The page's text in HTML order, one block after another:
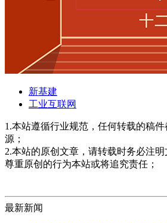
新基建
工业互联网
1.本站遵循行业规范，任何转载的稿
源；
2.本站的原创文章，请转载时务必注
尊重原创的行为本站或将追究责任；
最新新闻